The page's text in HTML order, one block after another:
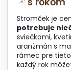
Stromček je
potrebuje
sviečkami,
aranžmán s
rámec pre
každý rok